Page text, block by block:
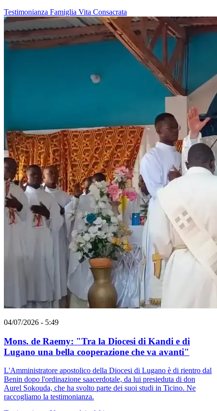
Testimonianza Famiglia Vita Consacrata
04/07/2026 - 5:49
Mons. de Raemy: "Tra la Diocesi di Kandi e di
Lugano una bella cooperazione che va avanti"
L'Amministratore apostolico della Diocesi di Lugano è di rientro dal
Benin dopo l'ordinazione saacerdotale, da lui presieduta di don
Aurel Sokouda, che ha svolto parte dei suoi studi in Ticino. Ne
raccogliamo la testimonianza.